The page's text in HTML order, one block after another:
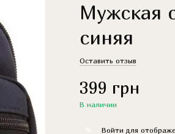
Мужская
синяя
Оставить отзыв
399 грн
В наличии
Войти для